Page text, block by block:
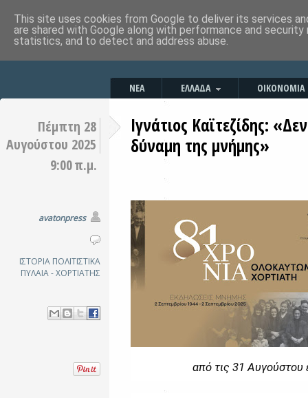
ΝΕΑ ΕΛΛΑΔΑ ΟΙΚΟΝΟΜΙΑ
Πέμπτη 28
Αυγούστου 2025
9:00 π.μ.
avatonpress
ΙΣΤΟΡΙΑ ΠΟΛΙΤΙΣΤΙΚΑ
ΠΥΛΑΙΑ - ΧΟΡΤΙΑΤΗΣ
Ιγνάτιος Καϊτεζίδης:
δύναμη της μνήμης»
από τις 31 Αυγούστου
This site uses cookies from Google to deliver its services
are shared with Google along with performance and
statistics, and to detect and address abuse.